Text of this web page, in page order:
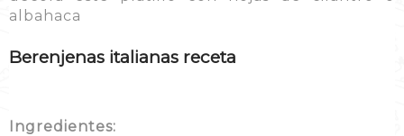
albahaca
Berenjenas italianas receta
Ingredientes: